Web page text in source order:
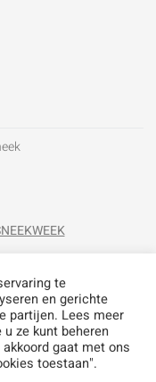
te
en gerichte
partijen. Lees meer
ze kunt beheren
gaat met ons
toestaan".